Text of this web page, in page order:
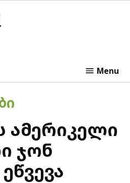
Menu
ამერიკელი
ჯონ